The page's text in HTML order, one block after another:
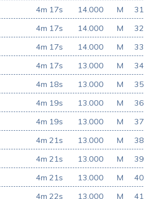
4m 17s 14.000 M 31
4m 17s 14.000 M 32
4m 17s 14.000 M 33
4m 17s 13.000 M 34
4m 18s 13.000 M 35
4m 19s 13.000 M 36
4m 19s 13.000 M 37
4m 21s 13.000 M 38
4m 21s 13.000 M 39
4m 21s 13.000 M 40
4m 22s 13.000 M 41